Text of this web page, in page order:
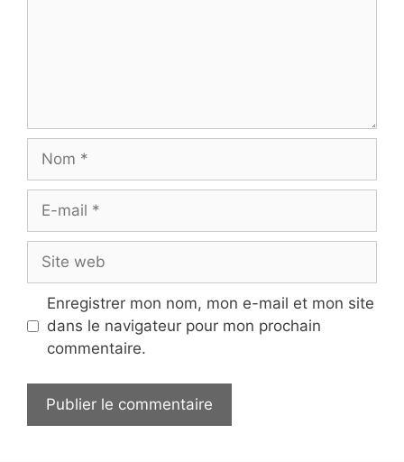
Enregistrer mon nom, mon e-mail et mon site
dans le navigateur pour mon prochain
commentaire.